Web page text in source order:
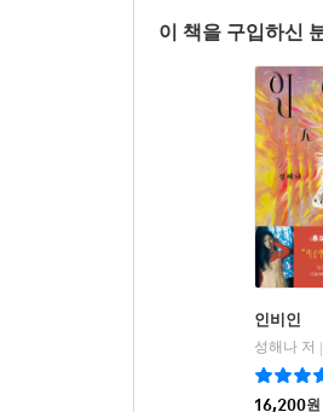
이 책을 구입하신
인비인
성해나 저
16,200원